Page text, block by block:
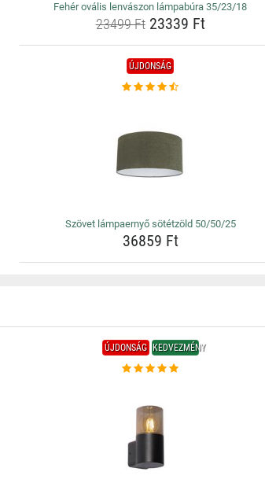
Fehér ovális lenvászon lámpabúra 35/23/18
23499 Ft23339 Ft
ÚJDONSÁG
Szövet lámpaernyő sötétzöld 50/50/25
36859 Ft
ÚJDONSÁG KEDVEZMÉNY